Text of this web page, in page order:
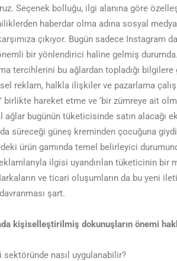
Seçenek bolluğu, ilgi alanına göre
haberdar olma adına sosyal
çıkıyor. Bugün sadece Instagram
bir yönlendirici haline gelmiş
tercihlerini bu ağlardan topladığı bilgilere
reklam, halkla ilişkiler ve pazarlama
birlikte hareket etme ve ‘bir zümreye ait
ağlar bugünün tüketicisinde satın alacağı
süreceği güneş kreminden çocuğuna
ürün gamında temel belirleyici
ilgisi uyandırılan tüketicinin bir
ve ticari oluşumların da bu yeni
şart.
kişiselleştirilmiş dokunuşların önemi
sektöründe nasıl uygulanabilir?